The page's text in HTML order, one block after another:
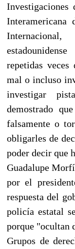
Investigaciones
Interamericana
repetidas
mal o incluso
investigar
demostrado
falsamente o
obligarles de
poder decir que
Guadalupe
por el
respuesta del
policía estatal
porque "ocultan
Grupos de